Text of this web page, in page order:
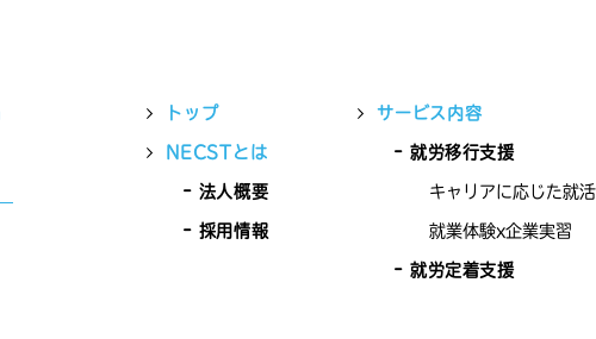
トップ
NECSTとは
法人概要
採用情報
サービス内容
就労移行支援
キャリアに応じた就活
就業体験x企業実習
就労定着支援